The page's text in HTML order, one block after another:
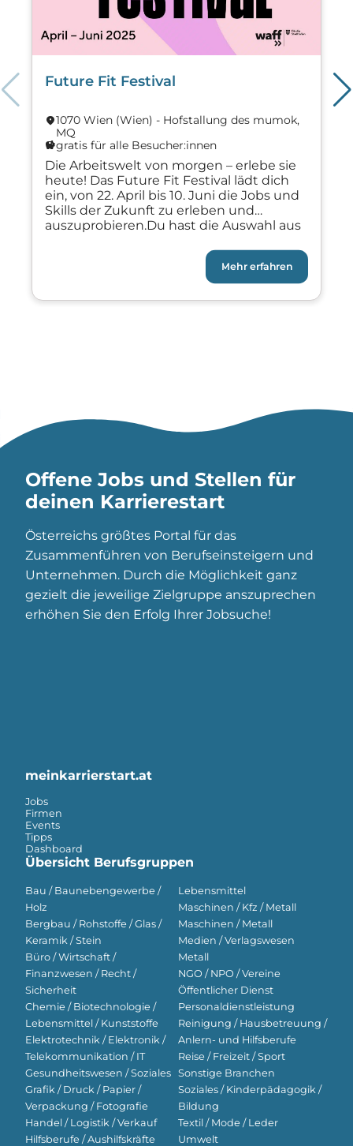
Future Fit Festival
location_on1070 Wien (Wien) - Hofstallung des mumok,
MQ
savingsgratis für alle Besucher:innen
Die Arbeitswelt von morgen – erlebe sie
heute! Das Future Fit Festival lädt dich
ein, von 22. April bis 10. Juni die Jobs und
Skills der Zukunft zu erleben und
auszuprobieren.Du hast die Auswahl aus
Wien. Mehr als 100 Partner bieten dir
spannende Workshops, interessante
Einblicke in Top-Unternehmen und […]
Mehr erfahren
Offene Jobs und Stellen für
deinen Karrierestart
Österreichs größtes Portal für das
Zusammenführen von Berufseinsteigern und
Unternehmen. Durch die Möglichkeit ganz
gezielt die jeweilige Zielgruppe anszuprechen
erhöhen Sie den Erfolg Ihrer Jobsuche!
meinkarrierstart.at
Jobs
Firmen
Events
Tipps
Dashboard
Übersicht Berufsgruppen
Bau / Baunebengewerbe /
Holz
Bergbau / Rohstoffe / Glas /
Keramik / Stein
Büro / Wirtschaft /
Finanzwesen / Recht /
Sicherheit
Chemie / Biotechnologie /
Lebensmittel / Kunststoffe
Elektrotechnik / Elektronik /
Telekommunikation / IT
Gesundheitswesen / Soziales
Grafik / Druck / Papier /
Verpackung / Fotografie
Handel / Logistik / Verkauf
Hilfsberufe / Aushilfskräfte
Lebensmittel
Maschinen / Kfz / Metall
Maschinen / Metall
Medien / Verlagswesen
Metall
NGO / NPO / Vereine
Öffentlicher Dienst
Personaldienstleistung
Reinigung / Hausbetreuung /
Anlern- und Hilfsberufe
Reise / Freizeit / Sport
Sonstige Branchen
Soziales / Kinderpädagogik /
Bildung
Textil / Mode / Leder
Umwelt